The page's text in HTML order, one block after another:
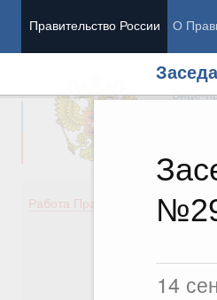
Правительство России О
14
Вице-
Работа Правительства